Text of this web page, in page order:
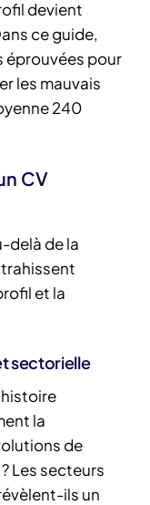
devient
ce guide,
éprouvées pour
les mauvais
240
CV
delà de la
et la
sectorielle
la
de
Les secteurs
ils un